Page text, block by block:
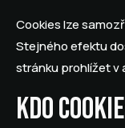
Cookies lze
Stejného efektu
stránku prohlížet v
Kdo